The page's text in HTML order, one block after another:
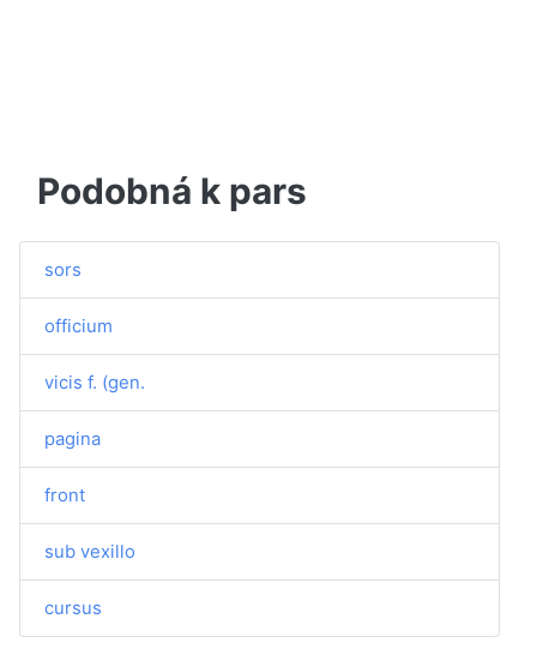
Podobná k pars
sors
officium
vicis f. (gen.
pagina
front
sub vexillo
cursus